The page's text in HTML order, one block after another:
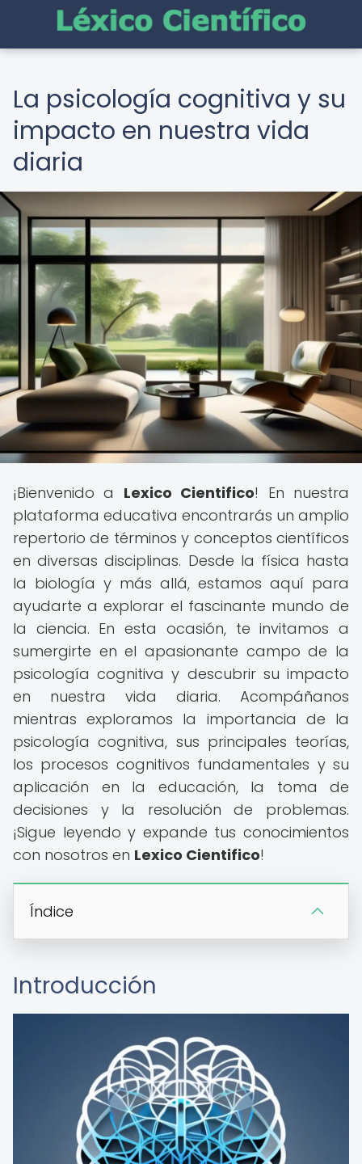
La psicología cognitiva y su
impacto en nuestra vida
diaria
¡Bienvenido a Lexico Cientifico! En nuestra
plataforma educativa encontrarás un amplio
repertorio de términos y conceptos científicos
en diversas disciplinas. Desde la física hasta
la biología y más allá, estamos aquí para
ayudarte a explorar el fascinante mundo de
la ciencia. En esta ocasión, te invitamos a
sumergirte en el apasionante campo de la
psicología cognitiva y descubrir su impacto
en nuestra vida diaria. Acompáñanos
mientras exploramos la importancia de la
psicología cognitiva, sus principales teorías,
los procesos cognitivos fundamentales y su
aplicación en la educación, la toma de
decisiones y la resolución de problemas.
¡Sigue leyendo y expande tus conocimientos
con nosotros en Lexico Cientifico!
Índice
Introducción